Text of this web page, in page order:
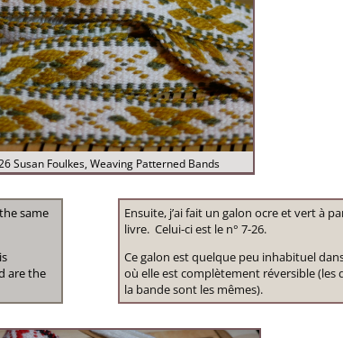
Susan Foulkes, Weaving Patterned Bands
same
are the
Ensuite, j’ai fait un galon ocre et vert à
livre. Celui-ci est le n° 7-26.
Ce galon est quelque peu inhabituel
où elle est complètement réversible (les
la bande sont les mêmes).